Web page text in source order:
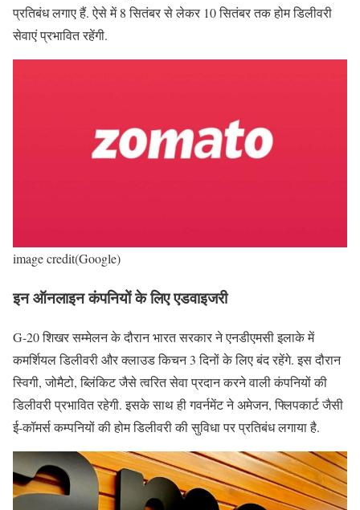
प्रतिबंध लगाए हैं. ऐसे में 8 सितंबर से लेकर 10 सितंबर तक होम डिलीवरी
सेवाएं प्रभावित रहेंगी.
image credit(Google)
इन ऑनलाइन कंपनियों के लिए एडवाइजरी
G-20 शिखर सम्मेलन के दौरान भारत सरकार ने एनडीएमसी इलाके में
कमर्शियल डिलीवरी और क्लाउड किचन 3 दिनों के लिए बंद रहेंगे. इस दौरान
स्विगी, जोमैटो, ब्लिंकिट जैसे त्वरित सेवा प्रदान करने वाली कंपनियों की
डिलीवरी प्रभावित रहेगी. इसके साथ ही गवर्नमेंट ने अमेजन, फ्लिपकार्ट जैसी
ई-कॉमर्स कम्पनियों की होम डिलीवरी की सुविधा पर प्रतिबंध लगाया है.